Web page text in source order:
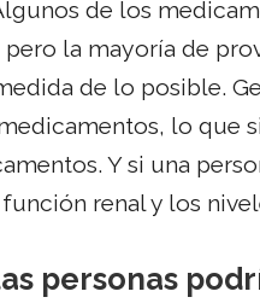
de los
pero la mayoría de
de lo posible.
lo que
Y si una
renal y los
personas